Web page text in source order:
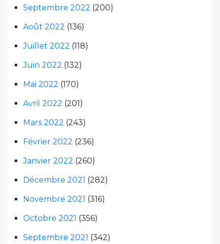
Septembre 2022 (200)
Août 2022 (136)
Juillet 2022 (118)
Juin 2022 (132)
Mai 2022 (170)
Avril 2022 (201)
Mars 2022 (243)
Février 2022 (236)
Janvier 2022 (260)
Décembre 2021 (282)
Novembre 2021 (316)
Octobre 2021 (356)
Septembre 2021 (342)